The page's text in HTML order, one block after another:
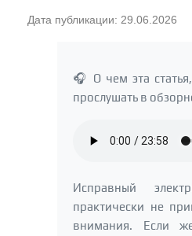
Дата публикации: 29.06.2026
🎧 О чем эта
прослушать в
Исправный
практически не
внимания. Если